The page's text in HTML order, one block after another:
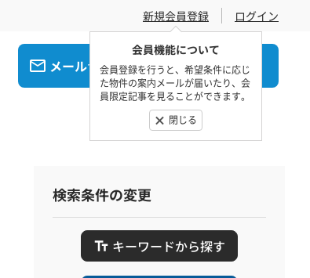
新規会員登録
会員機能について
会員登録を行うと、希望条件に応じ
た物件の案内メールが届いたり、会
員限定記事を見ることができます。
閉じる
ログイン
メールでお問合せ 電話でお問合せ
検索条件の変更
キーワードから探す